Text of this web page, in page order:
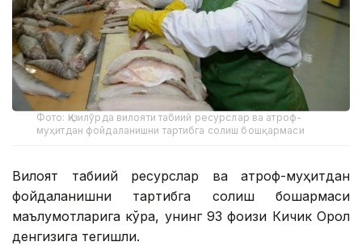
Фото: Қизилўрда вилояти табиий ресурслар ва атроф-
муҳитдан фойдаланишни тартибга солиш бошқармаси
Вилоят табиий ресурслар ва атроф-муҳитдан
фойдаланишни тартибга солиш бошқармаси
маълумотларига кўра, унинг 93 фоизи Кичик Орол
денгизига тегишли.